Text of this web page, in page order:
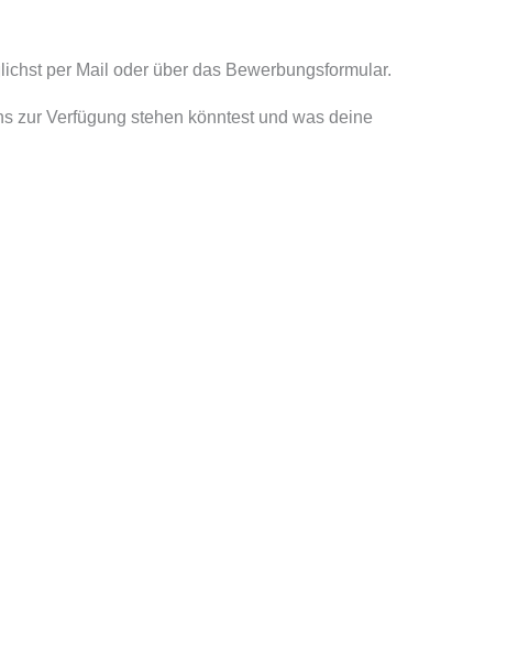
per Mail oder über das Bewerbungsformular.
zur Verfügung stehen könntest und was deine